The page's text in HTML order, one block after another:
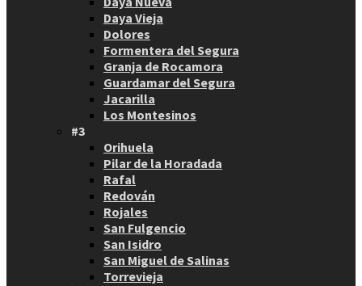
Daya Vieja
Dolores
Formentera del Segura
Granja de Rocamora
Guardamar del Segura
Jacarilla
Los Montesinos
#3
Orihuela
Pilar de la Horadada
Rafal
Redován
Rojales
San Fulgencio
San Isidro
San Miguel de Salinas
Torrevieja